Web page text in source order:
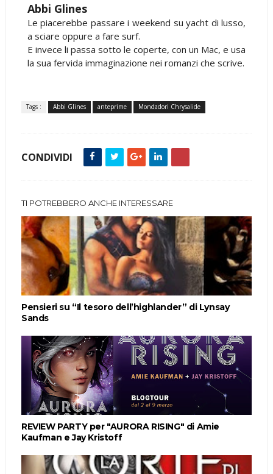
Abbi Glines
Le piacerebbe passare i weekend su yacht di lusso,
a sciare oppure a fare surf.
E invece li passa sotto le coperte, con un Mac, e usa
la sua fervida immaginazione nei romanzi che scrive.
Tags : Abbi Glines anteprime Mondadori Chrysalide
CONDIVIDI
TI POTREBBERO ANCHE INTERESSARE
Pensieri su “Il tesoro dell’highlander” di Lynsay
Sands
REVIEW PARTY per "AURORA RISING" di Amie
Kaufman e Jay Kristoff